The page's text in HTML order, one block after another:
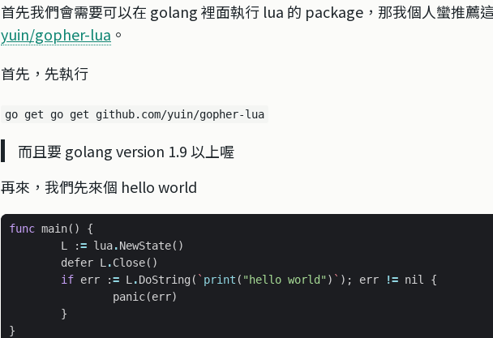
首先我們會需要可以在 golang 裡面執行 lua 的 package，那我個人蠻推薦
yuin/gopher-lua 。
首先，先執行
go get go get github.com/yuin/gopher-lua
而且要 golang version 1.9 以上喔
再來，我們先來個 hello world
func main()
{
L
:= lua.NewState()
defer L .Close()
if err := L .DoString ( ` print ( "hello world") ` ); err != nil
{
panic(err)
}
}